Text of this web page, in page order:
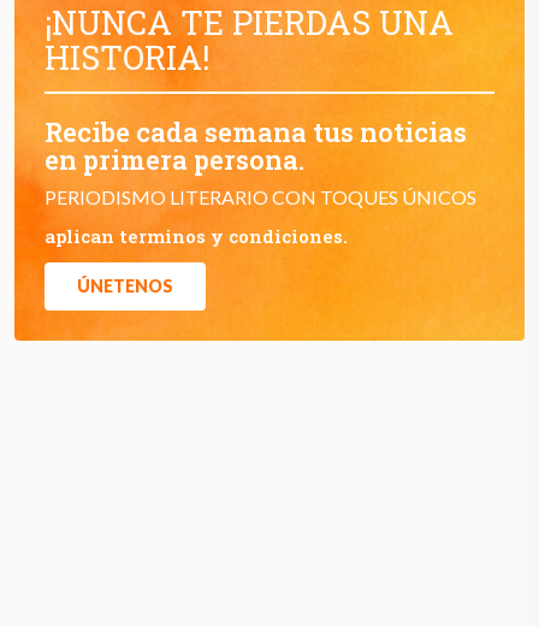
¡NUNCA TE PIERDAS UNA
HISTORIA!
Recibe cada semana tus noticias
en primera persona.
PERIODISMO LITERARIO CON TOQUES ÚNICOS
aplican terminos y condiciones.
ÚNETENOS